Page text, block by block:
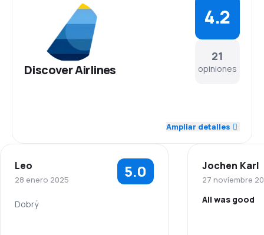
Discover Airlines
21
opiniones
4.2
4.0
Precio del billete 3.9
Ampliar detalles
Leo
28 enero 2025 5.0
Dobrý
Jochen Karl
27 noviembre
All was good